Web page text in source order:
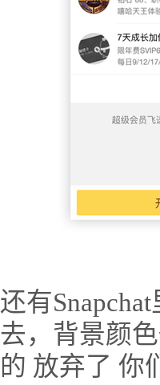
还有
去，背景颜
的 放弃了 你